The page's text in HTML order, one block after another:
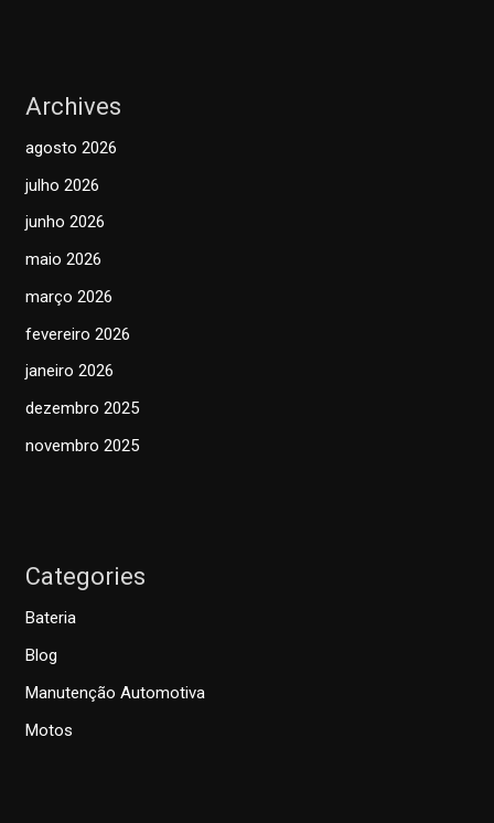
Archives
agosto 2026
julho 2026
junho 2026
maio 2026
março 2026
fevereiro 2026
janeiro 2026
dezembro 2025
novembro 2025
Categories
Bateria
Blog
Manutenção Automotiva
Motos